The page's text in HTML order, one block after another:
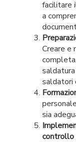
facilitare
a
Creare e
saldatori
sia
controllo